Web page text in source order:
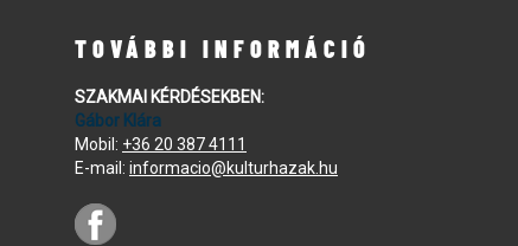
TOVÁBBI INFORMÁCIÓ
SZAKMAI KÉRDÉSEKBEN:
Gábor Klára
Mobil: +36 20 387 4111
E-mail: informacio@kulturhazak.hu